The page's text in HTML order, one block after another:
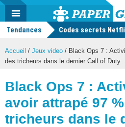
Actu
geek
MENU
Tendances Codes secrets
Accueil / Jeux video / Black Ops 7 :
des tricheurs dans le dernier Call of Duty
Black Ops 7 :
avoir attrapé 97
tricheurs dans le
Mode
FacebookTwitter